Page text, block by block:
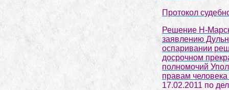
Протокол
Решение Н-
заявлению
оспаривании
досрочном
полномочий
правам
17.02.2011 по